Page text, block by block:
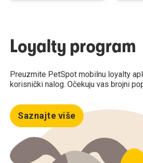
Loyalty program
Preuzmite PetSpot mobilnu loyalty
korisnički nalog. Očekuju vas brojni
Saznajte više